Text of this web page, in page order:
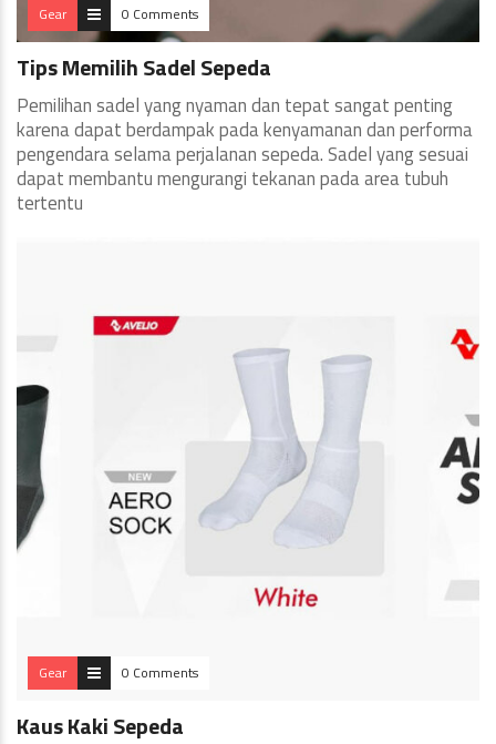
Gear 0 Comments
Tips Memilih Sadel Sepeda
Pemilihan sadel yang nyaman dan tepat sangat penting
karena dapat berdampak pada kenyamanan dan performa
pengendara selama perjalanan sepeda. Sadel yang sesuai
dapat membantu mengurangi tekanan pada area tubuh
tertentu
Gear 0 Comments
Kaus Kaki Sepeda